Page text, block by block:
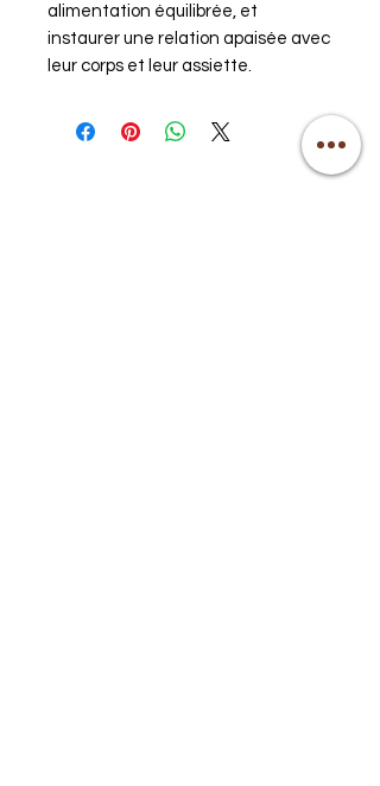
alimentation équilibrée, et
instaurer une relation apaisée avec
leur corps et leur assiette.